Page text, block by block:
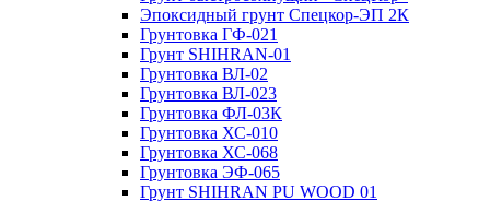
Эпоксидный грунт Спецкор-ЭП 2К
Грунтовка ГФ-021
Грунт SHIHRAN-01
Грунтовка ВЛ-02
Грунтовка ВЛ-023
Грунтовка ФЛ-03К
Грунтовка ХС-010
Грунтовка ХС-068
Грунтовка ЭФ-065
Грунт SHIHRAN PU WOOD 01